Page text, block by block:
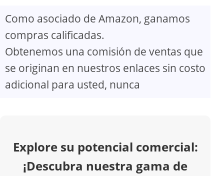
V
i
d
o
Como asociado de Amazon, ganamos
compras calificadas.
Obtenemos una comisión de ventas que
se originan en nuestros enlaces sin costo
adicional para usted, nunca
Explore su potencial comercial:
¡Descubra nuestra gama de